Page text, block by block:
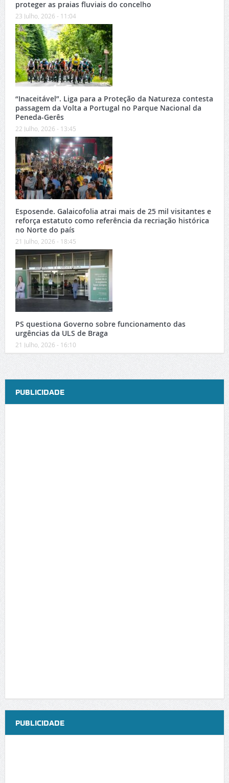
proteger as praias fluviais do concelho
23 Julho, 2026 - 11:04
“Inaceitável”. Liga para a Proteção da Natureza contesta
passagem da Volta a Portugal no Parque Nacional da
Peneda-Gerês
22 Julho, 2026 - 13:45
Esposende. Galaicofolia atrai mais de 25 mil visitantes e
reforça estatuto como referência da recriação histórica
no Norte do país
21 Julho, 2026 - 18:45
PS questiona Governo sobre funcionamento das
urgências da ULS de Braga
21 Julho, 2026 - 16:10
PUBLICIDADE
PUBLICIDADE